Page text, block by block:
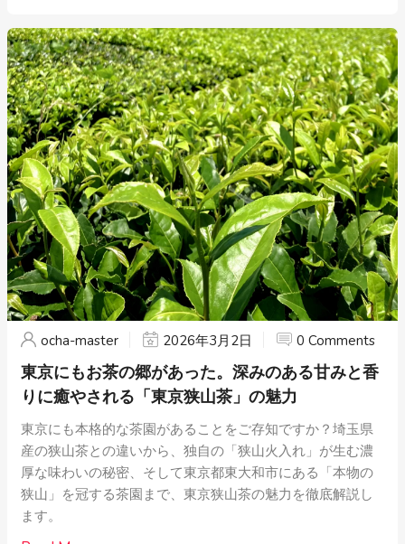
ocha-master 2026年3月2日 0 Comments
東京にもお茶の郷があった。深みのある甘みと香
りに癒やされる「東京狭山茶」の魅力
東京にも本格的な茶園があることをご存知ですか？埼玉県
産の狭山茶との違いから、独自の「狭山火入れ」が生む濃
厚な味わいの秘密、そして東京都東大和市にある「本物の
狭山」を冠する茶園まで、東京狭山茶の魅力を徹底解説し
ます。